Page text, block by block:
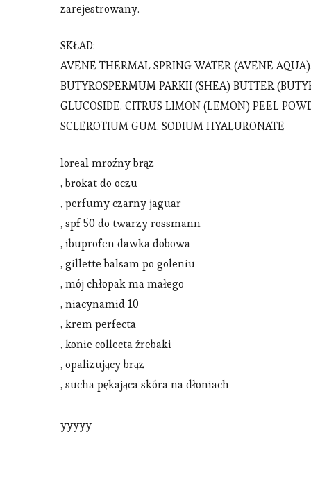
zarejestrowany.
SKŁAD:
AVENE THERMAL SPRING WATER (AVENE
BUTYROSPERMUM PARKII (SHEA) BUTTER
GLUCOSIDE. CITRUS LIMON (LEMON) PEEL
SCLEROTIUM GUM. SODIUM HYALURONATE
loreal mroźny brąz
, brokat do oczu
, perfumy czarny jaguar
, spf 50 do twarzy rossmann
, ibuprofen dawka dobowa
, gillette balsam po goleniu
, mój chłopak ma małego
, niacynamid 10
, krem perfecta
, konie collecta źrebaki
, opalizujący brąz
, sucha pękająca skóra na dłoniach
yyyyy